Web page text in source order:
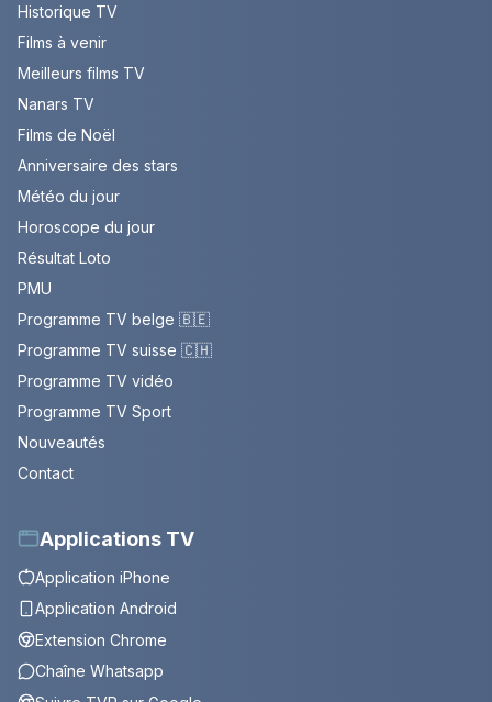
Historique TV
Films à venir
Meilleurs films TV
Nanars TV
Films de Noël
Anniversaire des stars
Météo du jour
Horoscope du jour
Résultat Loto
PMU
Programme TV belge 🇧🇪
Programme TV suisse 🇨🇭
Programme TV vidéo
Programme TV Sport
Nouveautés
Contact
Applications TV
Application iPhone
Application Android
Extension Chrome
Chaîne Whatsapp